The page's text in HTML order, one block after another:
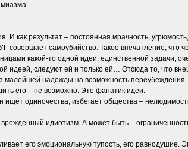
И как результат – постоянная мрачность,
самоубийство. Такое впечатление, что
какой-то одной идеи, единственной задачи,
идеей, следуют ей и только ей… Отсюда то, что
малейшей надежды на возможность
его – не возможно. Это фанатик идеи.
одиночества, избегает общества –
идиотизм. А может быть –
его эмоциональную тупость, его